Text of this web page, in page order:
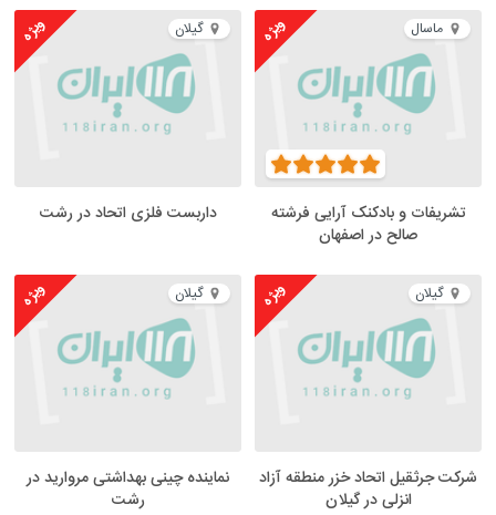
ماسال ویژه
تشریفات و بادکنک آرایی فرشته
صالح در اصفهان
گیلان ویژه
داربست فلزی اتحاد در رشت
گیلان ویژه
شرکت جرثقیل اتحاد خزر منطقه آزاد
انزلی در گیلان
گیلان ویژه
نماینده چینی بهداشتی مروارید در
رشت